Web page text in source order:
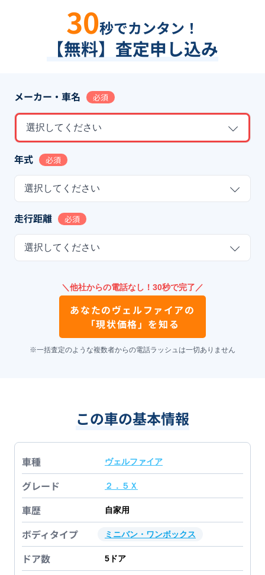
30秒でカンタン！
【無料】査定申し込み
メーカー・車名 必須
選択してください
年式 必須
選択してください
走行距離 必須
選択してください
＼他社からの電話なし！30秒で完了／
あなたのヴェルファイアの
「現状価格」を知る
※一括査定のような複数者からの電話ラッシュは一切ありません
この車の基本情報
車種 ヴェルファイア
グレード ２．５Ｘ
車歴 自家用
ボディタイプ ミニバン・ワンボックス
ドア数 5 ドア